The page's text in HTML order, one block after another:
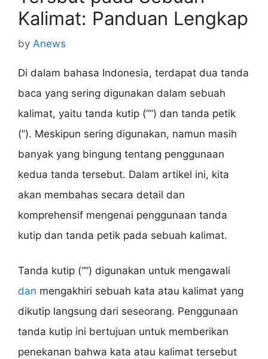
Kalimat: Panduan Lengkap
by Anews
Di dalam bahasa Indonesia, terdapat dua tanda
baca yang sering digunakan dalam sebuah
kalimat, yaitu tanda kutip (“”) dan tanda petik
(”). Meskipun sering digunakan, namun masih
banyak yang bingung tentang penggunaan
kedua tanda tersebut. Dalam artikel ini, kita
akan membahas secara detail dan
komprehensif mengenai penggunaan tanda
kutip dan tanda petik pada sebuah kalimat.
Tanda kutip (“”) digunakan untuk mengawali
dan mengakhiri sebuah kata atau kalimat yang
dikutip langsung dari seseorang. Penggunaan
tanda kutip ini bertujuan untuk memberikan
penekanan bahwa kata atau kalimat tersebut